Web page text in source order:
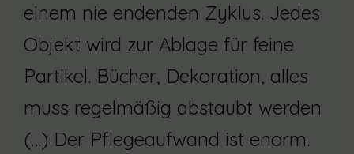
einem nie endenden Zyklus. Jedes
Objekt wird zur Ablage für feine
Partikel. Bücher, Dekoration, alles
muss regelmäßig abstaubt werden
(…) Der Pflegeaufwand ist enorm.